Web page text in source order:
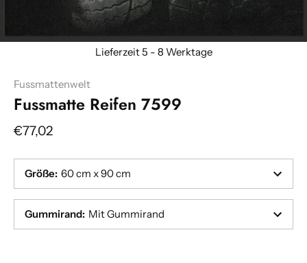
Fussmattenwelt
Fussmatte Reifen 7599
€77,02
Größe: 60 cm x 90 cm
Gummirand: Mit Gummirand